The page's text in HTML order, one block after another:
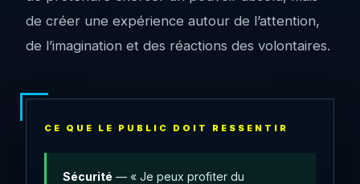
de créer une expérience autour de l’attention,
de l’imagination et des réactions des volontaires.
CE QUE LE PUBLIC DOIT RESSENTIR
Sécurité — « Je peux profiter du